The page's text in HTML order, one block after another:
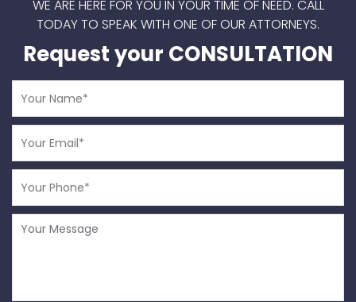
WE ARE HERE FOR YOU IN YOUR TIME OF NEED. CALL
TODAY TO SPEAK WITH ONE OF OUR ATTORNEYS.
Request your CONSULTATION